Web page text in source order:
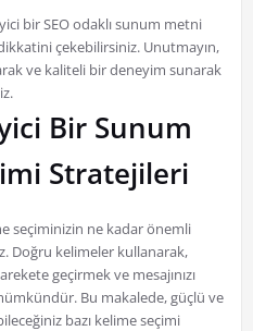
bir SEO odaklı sunum metni
çekebilirsiniz. Unutmayın,
ve kaliteli bir deneyim sunarak
Bir Sunum
Stratejileri
seçiminizin ne kadar önemli
Doğru kelimeler kullanarak,
geçirmek ve mesajınızı
Bu makalede, güçlü ve
bazı kelime seçimi